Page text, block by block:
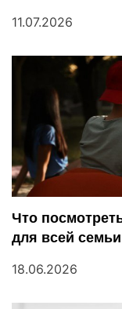
11.07.2026
Что
для всей семьи
18.06.2026